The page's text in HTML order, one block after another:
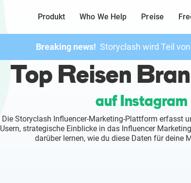
Produkt Who We Help Preise
Breaking news! Storyclash wird Teil von
Top Reisen
auf
Die Storyclash Influencer-Marketing-Plattform erfasst
Usern, strategische Einblicke in das Influencer
darüber lernen, wie du diese Daten für deine